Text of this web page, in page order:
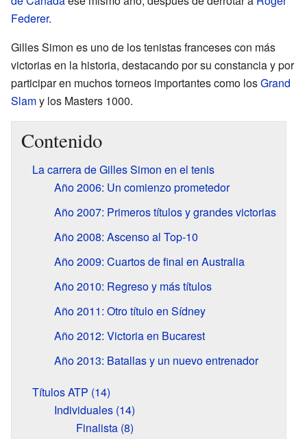
Federer.
Gilles Simon es uno de los tenistas franceses con más
victorias en la historia, destacando por su constancia y por
participar en muchos torneos importantes como losGrand
Slamy los Masters 1000.
Contenido
La carrera de Gilles Simon en el tenis
Año 2006: Un comienzo prometedor
Año 2007: Primeros títulos y grandes victorias
Año 2008: Ascenso al Top-10
Año 2009: Cuartos de final en Australia
Año 2010: Regreso y más títulos
Año 2011: Otro título en Sídney
Año 2012: Victoria en Bucarest
Año 2013: Batallas y un nuevo entrenador
Títulos ATP (14)
Individuales (14)
Finalista (8)